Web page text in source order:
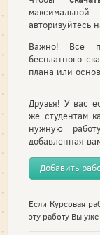
авторизуйтесь
Важно! Все
бесплатного
плана или
Друзья! У вас
же студентам
нужную
добавленная
Добавить
Если Курсовая
эту работу Вы уже